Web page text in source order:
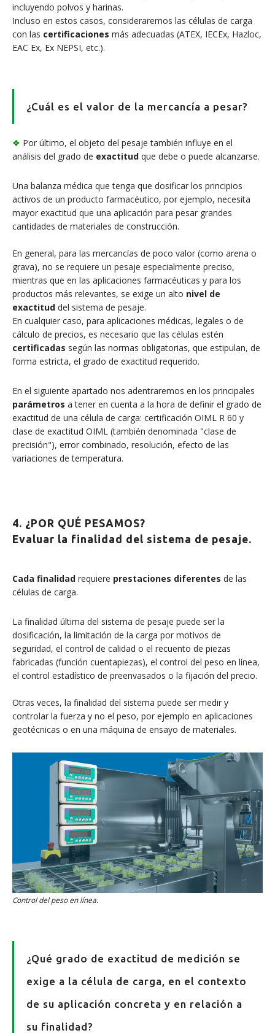
incluyendo polvos y harinas.
Incluso en estos casos, consideraremos las células de carga
con las certificaciones más adecuadas (ATEX, IECEx, Hazloc,
EAC Ex, Ex NEPSI, etc.).
¿Cuál es el valor de la mercancía a pesar?
❖ Por último, el objeto del pesaje también influye en el
análisis del grado de exactitud que debe o puede alcanzarse.
Una balanza médica que tenga que dosificar los principios
activos de un producto farmacéutico, por ejemplo, necesita
mayor exactitud que una aplicación para pesar grandes
cantidades de materiales de construcción.
En general, para las mercancías de poco valor (como arena o
grava), no se requiere un pesaje especialmente preciso,
mientras que en las aplicaciones farmacéuticas y para los
productos más relevantes, se exige un alto nivel de
exactitud del sistema de pesaje.
En cualquier caso, para aplicaciones médicas, legales o de
cálculo de precios, es necesario que las células estén
certificadas según las normas obligatorias, que estipulan, de
forma estricta, el grado de exactitud requerido.
En el siguiente apartado nos adentraremos en los principales
parámetros a tener en cuenta a la hora de definir el grado de
exactitud de una célula de carga: certificación OIML R 60 y
clase de exactitud OIML (también denominada "clase de
precisión"), error combinado, resolución, efecto de las
variaciones de temperatura.
4. ¿POR QUÉ PESAMOS?
Evaluar la finalidad del sistema de pesaje.
Cada finalidad requiere prestaciones diferentes de las
células de carga.
La finalidad última del sistema de pesaje puede ser la
dosificación, la limitación de la carga por motivos de
seguridad, el control de calidad o el recuento de piezas
fabricadas (función cuentapiezas), el control del peso en línea,
el control estadístico de preenvasados o la fijación del precio.
Otras veces, la finalidad del sistema puede ser medir y
controlar la fuerza y no el peso, por ejemplo en aplicaciones
geotécnicas o en una máquina de ensayo de materiales.
Control del peso en línea.
¿Qué grado de exactitud de medición se
exige a la célula de carga, en el contexto
de su aplicación concreta y en relación a
su finalidad?